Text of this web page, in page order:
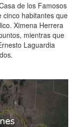
de los Famosos
cinco habitantes que
Ximena Herrera
mientras que
Laguardia